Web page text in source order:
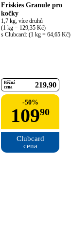
Friskies Granule pro
kočky
1,7 kg, více druhů
(1 kg = 129,35 Kč)
s Clubcard: (1 kg = 64,65 Kč)
Běžná
cena
219 90
-50%
10990
Clubcard
cena